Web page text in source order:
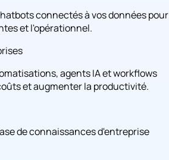
connectés à vos données pour
et l'opérationnel.
agents IA et workflows
et augmenter la productivité.
de connaissances d'entreprise